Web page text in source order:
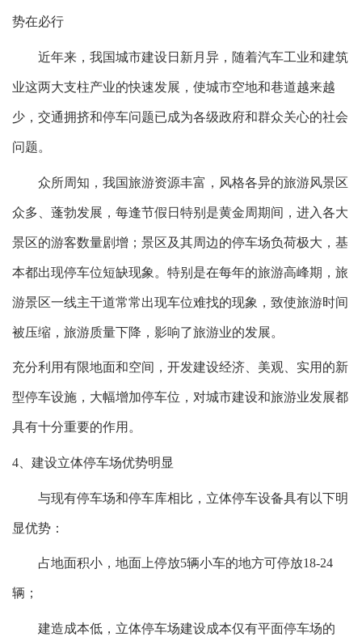
势在必行
近年来，我国城市建设日新月异，随着汽车工业和建筑
业这两大支柱产业的快速发展，使城市空地和巷道越来越
少，交通拥挤和停车问题已成为各级政府和群众关心的社会
问题。
众所周知，我国旅游资源丰富，风格各异的旅游风景区
众多、蓬勃发展，每逢节假日特别是黄金周期间，进入各大
景区的游客数量剧增；景区及其周边的停车场负荷极大，基
本都出现停车位短缺现象。特别是在每年的旅游高峰期，旅
游景区一线主干道常常出现车位难找的现象，致使旅游时间
被压缩，旅游质量下降，影响了旅游业的发展。
充分利用有限地面和空间，开发建设经济、美观、实用的新
型停车设施，大幅增加停车位，对城市建设和旅游业发展都
具有十分重要的作用。
4、建设立体停车场优势明显
与现有停车场和停车库相比，立体停车设备具有以下明
显优势：
占地面积小，地面上停放5辆小车的地方可停放18-24
辆；
建造成本低，立体停车场建设成本仅有平面停车场的